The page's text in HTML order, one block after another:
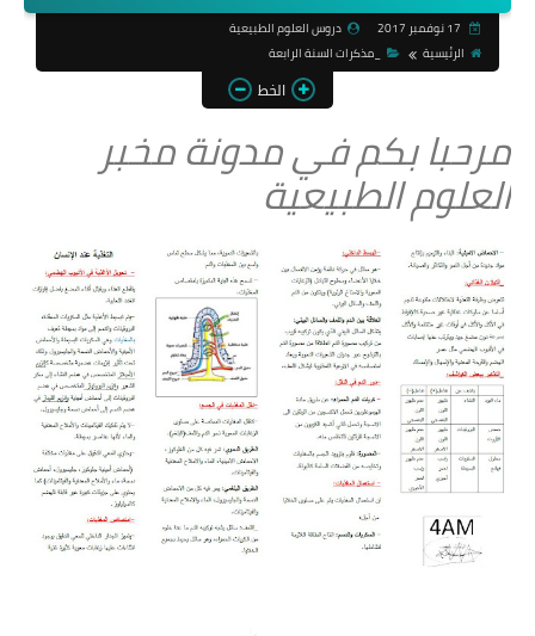
دروس العلوم الطبيعية
الرئيسية
_مذكرات السنة الرابعة
الخط
مرحبا بكم في مدونة مخبر
العلوم الطبيعية